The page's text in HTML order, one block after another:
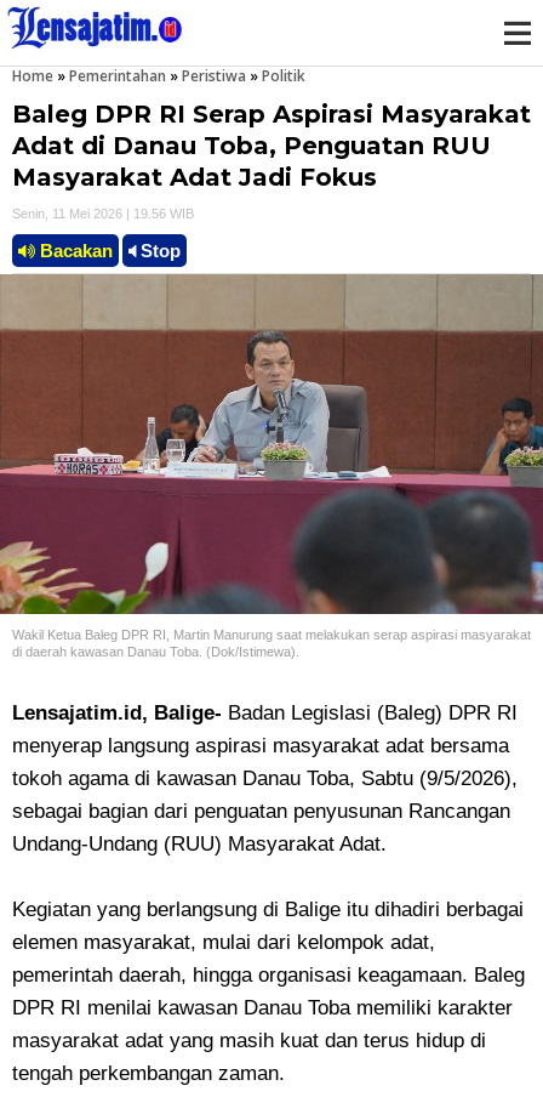
Home »Pemerintahan »Peristiwa »Politik
Baleg DPR RI Serap Aspirasi Masyarakat
Adat di Danau Toba, Penguatan RUU
Masyarakat Adat Jadi Fokus
Senin, 11 Mei 2026 | 19.56 WIB
Bacakan Stop
Wakil Ketua Baleg DPR RI, Martin Manurung saat melakukan serap aspirasi masyarakat
di daerah kawasan Danau Toba. (Dok/Istimewa).
Lensajatim.id, Balige- Badan Legislasi (Baleg) DPR RI
menyerap langsung aspirasi masyarakat adat bersama
tokoh agama di kawasan Danau Toba, Sabtu (9/5/2026),
sebagai bagian dari penguatan penyusunan Rancangan
Undang-Undang (RUU) Masyarakat Adat.
Kegiatan yang berlangsung di Balige itu dihadiri berbagai
elemen masyarakat, mulai dari kelompok adat,
pemerintah daerah, hingga organisasi keagamaan. Baleg
DPR RI menilai kawasan Danau Toba memiliki karakter
masyarakat adat yang masih kuat dan terus hidup di
tengah perkembangan zaman.